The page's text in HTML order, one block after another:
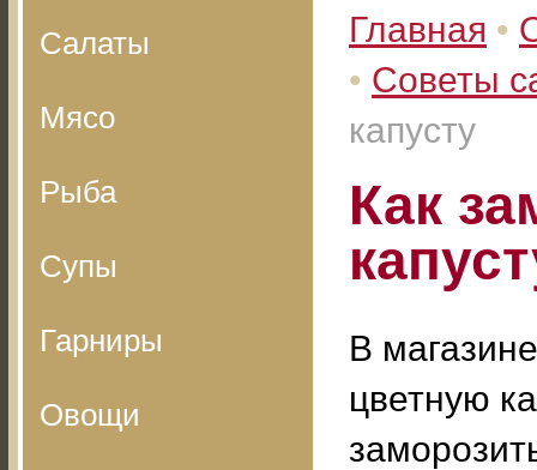
Салаты
Мясо
Рыба
Супы
Гарниры
Овощи
Главная •
• Советы
капусту
Как
В
цветную